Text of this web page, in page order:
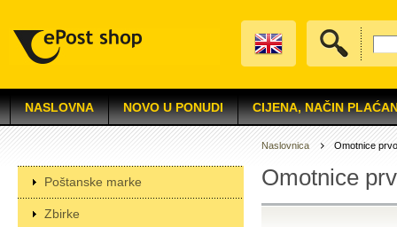
NASLOVNA NOVO U PONUDI CIJENA, NAČIN
Poštanske marke
Zbirke
Naslovnica Omotnice
Omotnice